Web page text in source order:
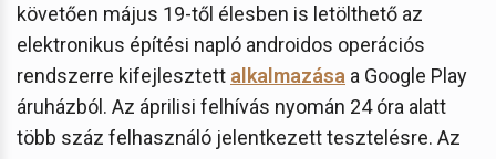
követően május 19-től élesben is letölthető az
elektronikus építési napló androidos operációs
rendszerre kifejlesztett alkalmazása a Google Play
áruházból. Az áprilisi felhívás nyomán 24 óra alatt
több száz felhasználó jelentkezett tesztelésre. Az